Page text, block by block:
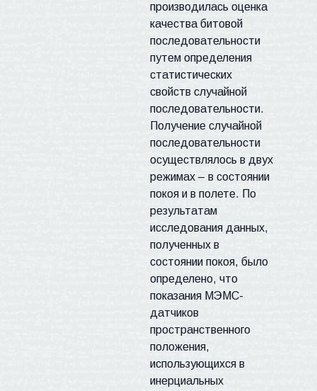
производилась оценка
качества битовой
последовательности
путем определения
статистических
свойств случайной
последовательности.
Получение случайной
последовательности
осуществлялось в двух
режимах – в состоянии
покоя и в полете. По
результатам
исследования данных,
полученных в
состоянии покоя, было
определено, что
показания МЭМС-
датчиков
пространственного
положения,
использующихся в
инерциальных